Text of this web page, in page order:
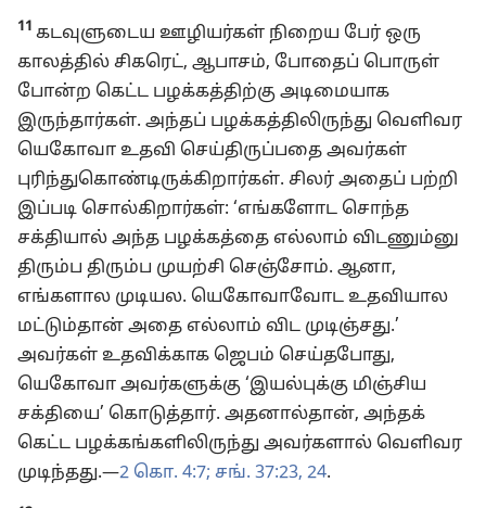
11 கடவுளுடைய ஊழியர்கள் நிறைய பேர் ஒரு
காலத்தில் சிகரெட், ஆபாசம், போதைப் பொருள்
போன்ற கெட்ட பழக்கத்திற்கு அடிமையாக
இருந்தார்கள். அந்தப் பழக்கத்திலிருந்து வெளிவர
யெகோவா உதவி செய்திருப்பதை அவர்கள்
புரிந்துகொண்டிருக்கிறார்கள். சிலர் அதைப் பற்றி
இப்படி சொல்கிறார்கள்: ‘எங்களோட சொந்த
சக்தியால் அந்த பழக்கத்தை எல்லாம் விடணும்னு
திரும்ப திரும்ப முயற்சி செஞ்சோம். ஆனா,
எங்களால முடியல. யெகோவாவோட உதவியால
மட்டும்தான் அதை எல்லாம் விட முடிஞ்சது.’
அவர்கள் உதவிக்காக ஜெபம் செய்தபோது,
யெகோவா அவர்களுக்கு ‘இயல்புக்கு மிஞ்சிய
சக்தியை’ கொடுத்தார். அதனால்தான், அந்தக்
கெட்ட பழக்கங்களிலிருந்து அவர்களால் வெளிவர
முடிந்தது.—2 கொ. 4:7; சங். 37:23, 24.